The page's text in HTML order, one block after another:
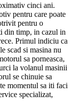
cinci ani.
pentru care poate
pentru o
din timp, in cazul in
Primul indiciu ca
scad si masina nu
sa porneasca,
la volanul masinii
se chinuie sa
momentul sa iti faci
specializat,